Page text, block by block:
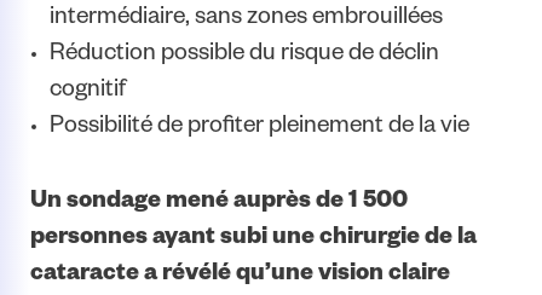
intermédiaire, sans zones embrouillées
Réduction possible du risque de déclin
cognitif
Possibilité de profiter pleinement de la vie
Un sondage mené auprès de 1 500
personnes ayant subi une chirurgie de la
cataracte a révélé qu’une vision claire